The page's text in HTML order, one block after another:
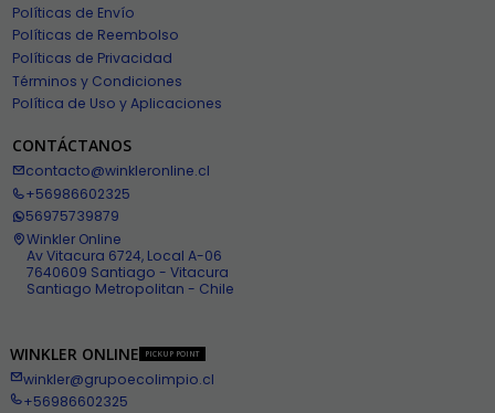
Políticas de Envío
Políticas de Reembolso
Políticas de Privacidad
Términos y Condiciones
Política de Uso y Aplicaciones
CONTÁCTANOS
contacto@winkleronline.cl
+56986602325
56975739879
Winkler Online
Av Vitacura 6724, Local A-06
7640609 Santiago - Vitacura
Santiago Metropolitan - Chile
WINKLER ONLINE PICKUP POINT
winkler@grupoecolimpio.cl
+56986602325